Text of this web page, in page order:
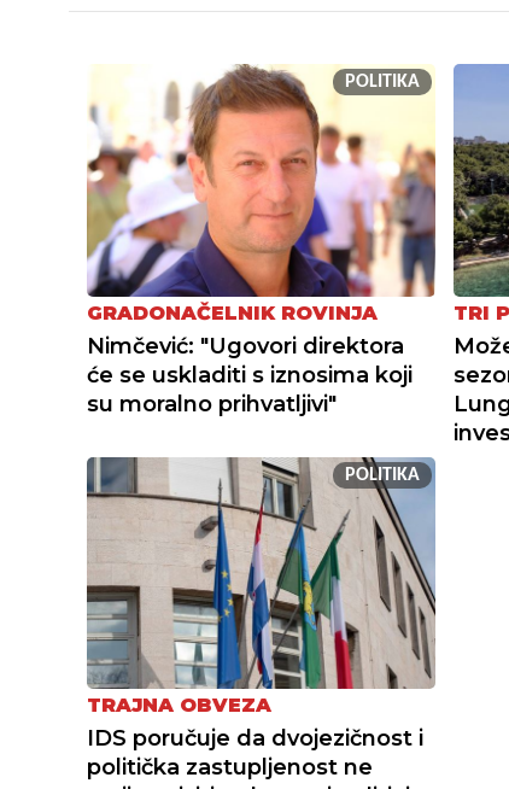
POLITIKA
GRADONAČELNIK ROVINJA
Nimčević: "Ugovori direktora
će se uskladiti s iznosima koji
su moralno prihvatljivi"
TRI
POLITIKA
TRAJNA OBVEZA
IDS poručuje da dvojezičnost i
politička zastupljenost ne